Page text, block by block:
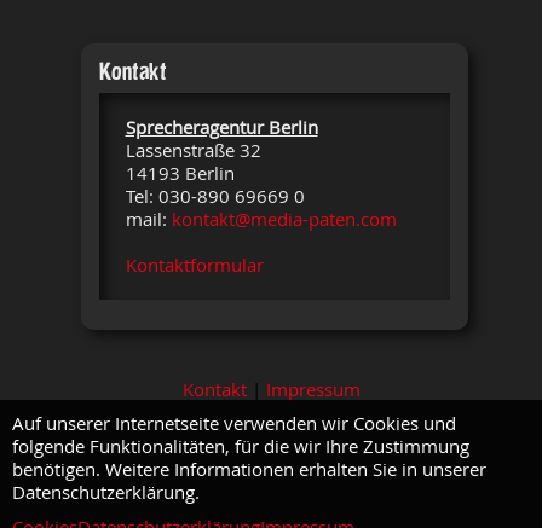
Kontakt
Sprecheragentur Berlin
Lassenstraße 32
14193 Berlin
Tel: 030-890 69669 0
mail: kontakt@media-paten.com
Kontaktformular
Kontakt| Impressum
Auf unserer Internetseite verwenden wir Cookies und
folgende Funktionalitäten, für die wir Ihre Zustimmung
benötigen. Weitere Informationen erhalten Sie in unserer
Datenschutzerklärung.